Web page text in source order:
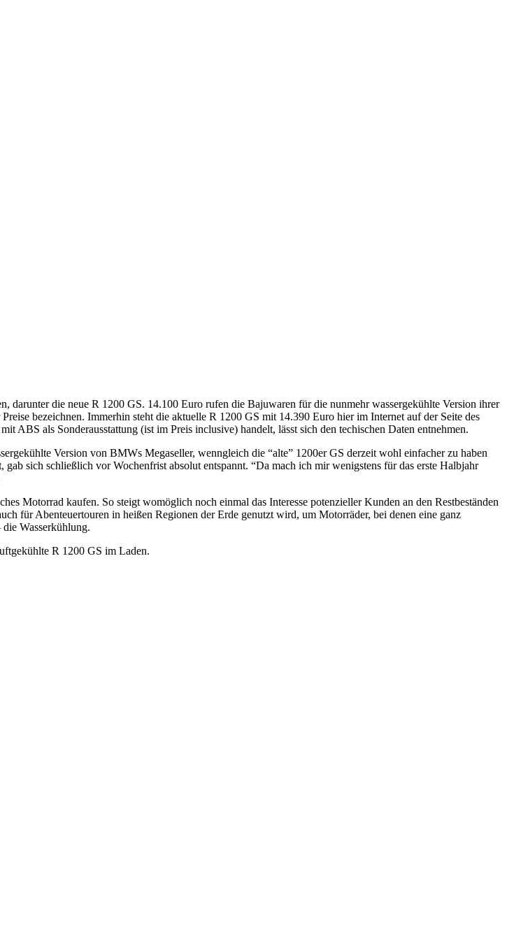
darunter die neue R 1200 GS. 14.100 Euro rufen die Bajuwaren für die nunmehr wassergekühlte Version ihrer
bezeichnen. Immerhin steht die aktuelle R 1200 GS mit 14.390 Euro hier im Internet auf der Seite des
ABS als Sonderausstattung (ist im Preis inclusive) handelt, lässt sich den techischen Daten entnehmen.
Version von BMWs Megaseller, wenngleich die “alte” 1200er GS derzeit wohl einfacher zu haben
sich schließlich vor Wochenfrist absolut entspannt. “Da mach ich mir wenigstens für das erste Halbjahr
Motorrad kaufen. So steigt womöglich noch einmal das Interesse potenzieller Kunden an den Restbeständen
für Abenteuertouren in heißen Regionen der Erde genutzt wird, um Motorräder, bei denen eine ganz
Wasserkühlung.
R 1200 GS im Laden.